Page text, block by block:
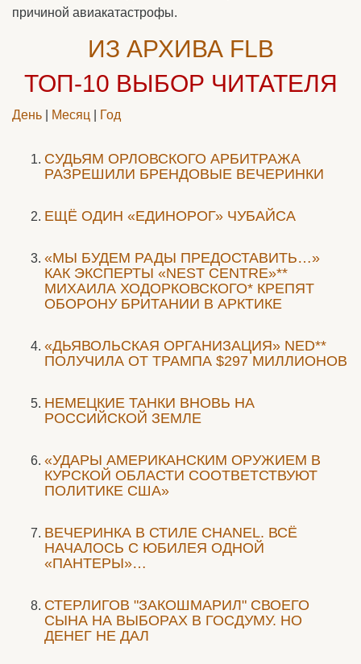
причиной авиакатастрофы.
ИЗ АРХИВА FLB
ТОП-10 ВЫБОР ЧИТАТЕЛЯ
День Месяц Год
CУДЬЯМ ОРЛОВСКОГО АРБИТРАЖА
РАЗРЕШИЛИ БРЕНДОВЫЕ ВЕЧЕРИНКИ
ЕЩЁ ОДИН «ЕДИНОРОГ» ЧУБАЙСА
«МЫ БУДЕМ РАДЫ ПРЕДОСТАВИТЬ…»
КАК ЭКСПЕРТЫ «NEST CENTRE»**
МИХАИЛА ХОДОРКОВСКОГО* КРЕПЯТ
ОБОРОНУ БРИТАНИИ В АРКТИКЕ
«ДЬЯВОЛЬСКАЯ ОРГАНИЗАЦИЯ» NED**
ПОЛУЧИЛА ОТ ТРАМПА $297 МИЛЛИОНОВ
НЕМЕЦКИЕ ТАНКИ ВНОВЬ НА
РОССИЙСКОЙ ЗЕМЛЕ
«УДАРЫ АМЕРИКАНСКИМ ОРУЖИЕМ В
КУРСКОЙ ОБЛАСТИ СООТВЕТСТВУЮТ
ПОЛИТИКЕ США»
ВЕЧЕРИНКА В СТИЛЕ СHANEL. ВСЁ
НАЧАЛОСЬ С ЮБИЛЕЯ ОДНОЙ
«ПАНТЕРЫ»…
СТЕРЛИГОВ "ЗАКОШМАРИЛ" СВОЕГО
СЫНА НА ВЫБОРАХ В ГОСДУМУ. НО
ДЕНЕГ НЕ ДАЛ